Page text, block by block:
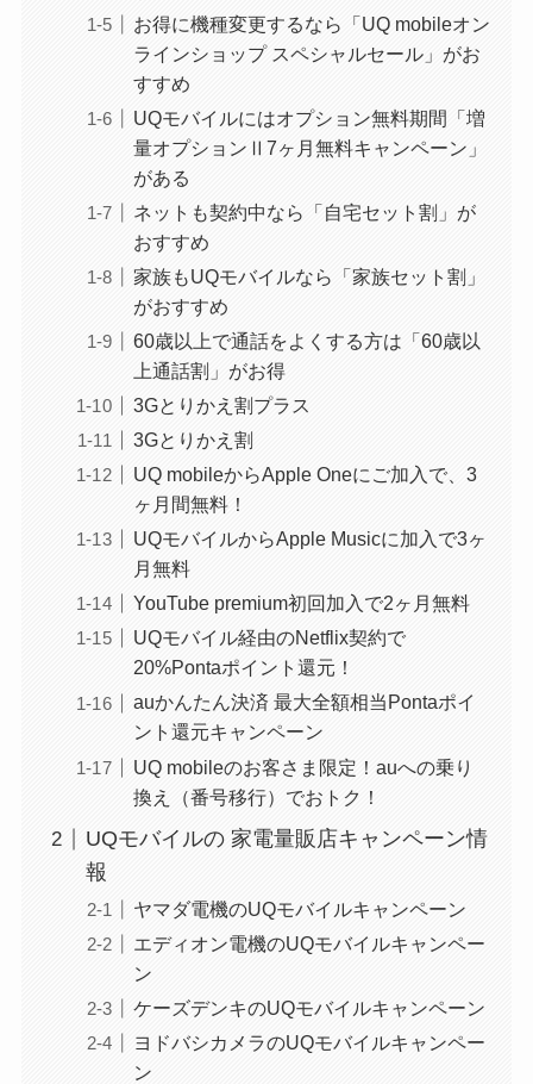
お得に機種変更するなら「UQ mobileオン
ラインショップ スペシャルセール」がお
すすめ
UQモバイルにはオプション無料期間「増
量オプションⅡ7ヶ月無料キャンペーン」
がある
ネットも契約中なら「自宅セット割」が
おすすめ
家族もUQモバイルなら「家族セット割」
がおすすめ
60歳以上で通話をよくする方は「60歳以
上通話割」がお得
3Gとりかえ割プラス
3Gとりかえ割
UQ mobileからApple Oneにご加入で、3
ヶ月間無料！
UQモバイルからApple Musicに加入で3ヶ
月無料
YouTube premium初回加入で2ヶ月無料
UQモバイル経由のNetflix契約で
20%Pontaポイント還元！
auかんたん決済 最大全額相当Pontaポイ
ント還元キャンペーン
UQ mobileのお客さま限定！auへの乗り
換え（番号移行）でおトク！
UQモバイルの 家電量販店キャンペーン情
報
ヤマダ電機のUQモバイルキャンペーン
エディオン電機のUQモバイルキャンペー
ン
ケーズデンキのUQモバイルキャンペーン
ヨドバシカメラのUQモバイルキャンペー
ン